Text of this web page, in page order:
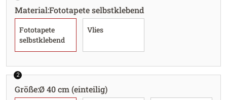
Material:Fototapete selbstklebend
Fototapete
selbstklebend
Vlies
2
Größe:Ø 40 cm (einteilig)